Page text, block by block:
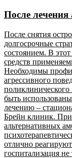
После лечения
После снятия
долгосрочные
состоянием. В
средств
Необходимы
агрессивного
поликлинического
быть
лечению –
Брейн клиник.
альтернативных
отлично
госпитализация не